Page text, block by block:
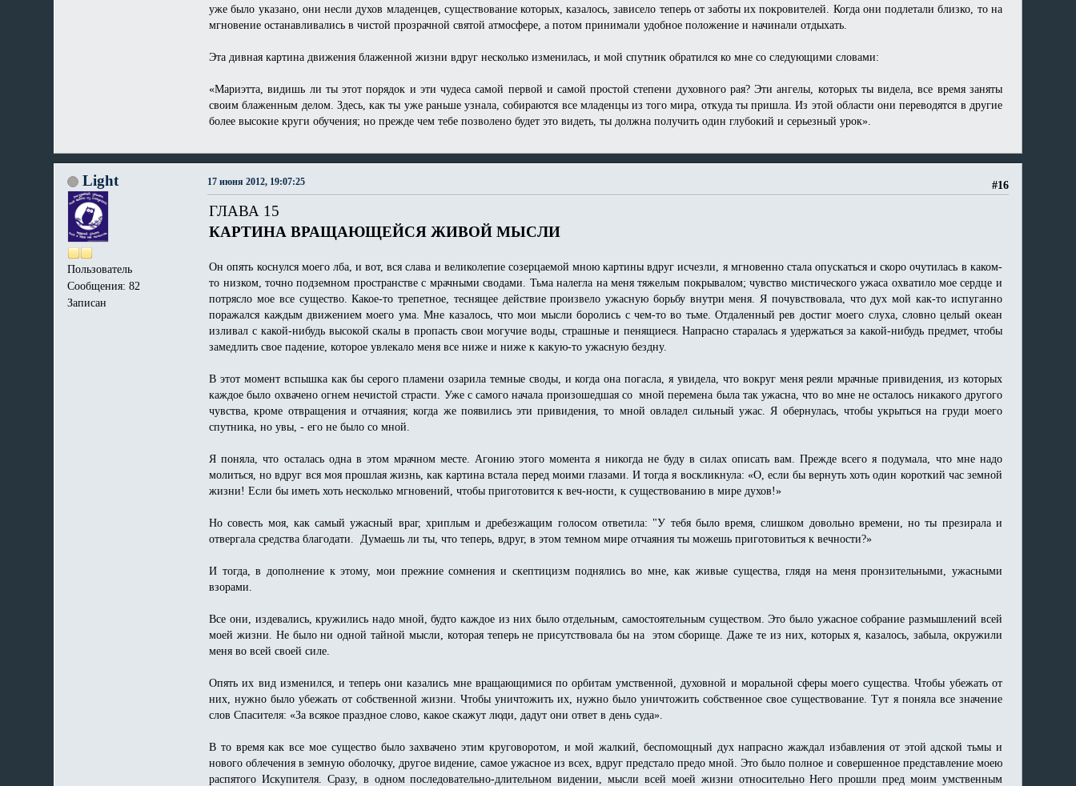
уже было указано, они несли духов младенцев, существование которых, казалось, зависело теперь от заботы их покровителей. Когда они подлетали близко, то на
мгновение останавливались в чистой прозрачной святой атмосфере, а потом принимали удобное положение и начинали отдыхать.
Эта дивная картина движения блаженной жизни вдруг несколько изменилась, и мой спутник обратился ко мне со следующими словами:
«Мариэтта, видишь ли ты этот порядок и эти чудеса самой первой и самой простой степени духовного рая? Эти ангелы, которых ты видела, все время заняты
своим блаженным делом. Здесь, как ты уже раньше узнала, собираются все младенцы из того мира, откуда ты пришла. Из этой области они переводятся в другие
более высокие круги обучения; но прежде чем тебе позволено будет это видеть, ты должна получить один глубокий и серьезный урок».
Light
Пользователь
Сообщения: 82
Записан
#16
17 июня 2012, 19:07:25
ГЛАВА 15
КАРТИНА ВРАЩАЮЩЕЙСЯ ЖИВОЙ МЫСЛИ
Он опять коснулся моего лба, и вот, вся слава и великолепие созерцаемой мною картины вдруг исчезли, я мгновенно стала опускаться и скоро очутилась в каком-
то низком, точно подземном пространстве с мрачными сводами. Тьма налегла на меня тяжелым покрывалом; чувство мистического ужаса охватило мое сердце и
потрясло мое все существо. Какое-то трепетное, теснящее действие произвело ужасную борьбу внутри меня. Я почувствовала, что дух мой как-то испуганно
поражался каждым движением моего ума. Мне казалось, что мои мысли боролись с чем-то во тьме. Отдаленный рев достиг моего слуха, словно целый океан
изливал с какой-нибудь высокой скалы в пропасть свои могучие воды, страшные и пенящиеся. Напрасно старалась я удержаться за какой-нибудь предмет, чтобы
замедлить свое падение, которое увлекало меня все ниже и ниже к какую-то ужасную бездну.
В этот момент вспышка как бы серого пламени озарила темные своды, и когда она погасла, я увидела, что вокруг меня реяли мрачные привидения, из которых
каждое было охвачено огнем нечистой страсти. Уже с самого начала произошедшая со мной перемена была так ужасна, что во мне не осталось никакого другого
чувства, кроме отвращения и отчаяния; когда же появились эти привидения, то мной овладел сильный ужас. Я обернулась, чтобы укрыться на груди моего
спутника, но увы, - его не было со мной.
Я поняла, что осталась одна в этом мрачном месте. Агонию этого момента я никогда не буду в силах описать вам. Прежде всего я подумала, что мне надо
молиться, но вдруг вся моя прошлая жизнь, как картина встала перед моими глазами. И тогда я воскликнула: «О, если бы вернуть хоть один короткий час земной
жизни! Если бы иметь хоть несколько мгновений, чтобы приготовится к веч-ности, к существованию в мире духов!»
Но совесть моя, как самый ужасный враг, хриплым и дребезжащим голосом ответила: "У тебя было время, слишком довольно времени, но ты презирала и
отвергала средства благодати. Думаешь ли ты, что теперь, вдруг, в этом темном мире отчаяния ты можешь приготовиться к вечности?»
И тогда, в дополнение к этому, мои прежние сомнения и скептицизм поднялись во мне, как живые существа, глядя на меня пронзительными, ужасными
взорами.
Все они, издевались, кружились надо мной, будто каждое из них было отдельным, самостоятельным существом. Это было ужасное собрание размышлений всей
моей жизни. Не было ни одной тайной мысли, которая теперь не присутствовала бы на этом сборище. Даже те из них, которых я, казалось, забыла, окружили
меня во всей своей силе.
Опять их вид изменился, и теперь они казались мне вращающимися по орбитам умственной, духовной и моральной сферы моего существа. Чтобы убежать от
них, нужно было убежать от собственной жизни. Чтобы уничтожить их, нужно было уничтожить собственное свое существование. Tут я поняла все значение
слов Спасителя: «За всякое праздное слово, какое скажут люди, дадут они ответ в день суда».
В то время как все мое существо было захвачено этим круговоротом, и мой жалкий, беспомощный дух напрасно жаждал избавления от этой адской тьмы и
нового облечения в земную оболочку, другое видение, самое ужасное из всех, вдруг предстало предо мной. Это было полное и совершенное представление моею
распятого Искупителя. Сразу, в одном последовательно-длительном видении, мысли всей моей жизни относительно Него прошли пред моим умственным